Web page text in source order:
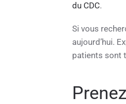
du CDC.
Si vous
aujourd’hui.
patients sont